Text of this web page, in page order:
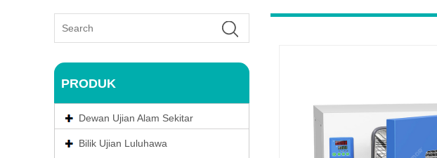
PRODUK
Dewan Ujian Alam Sekitar
Bilik Ujian Luluhawa